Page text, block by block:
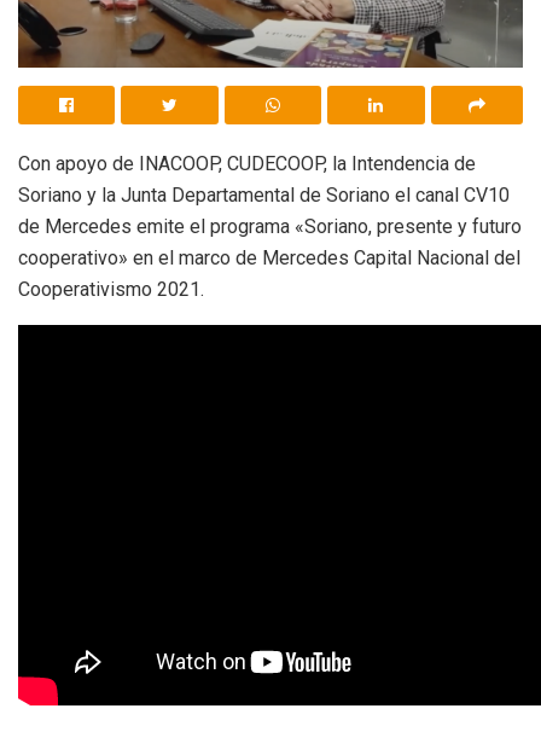
Con apoyo de INACOOP, CUDECOOP, la Intendencia de
Soriano y la Junta Departamental de Soriano el canal CV10
de Mercedes emite el programa «Soriano, presente y futuro
cooperativo» en el marco de Mercedes Capital Nacional del
Cooperativismo 2021.